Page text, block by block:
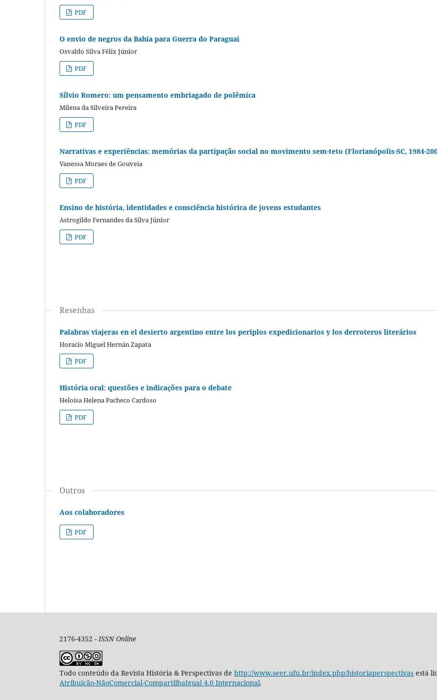
PDF
O envio de negros da Bahia para Guerra do Paraguai
Osvaldo Silva Félix Júnior
PDF
Sílvio Romero: um pensamento embriagado de polêmica
Milena da Silveira Pereira
PDF
Narrativas e experiências: memórias da partipação social no movimento sem-teto (Florianópolis-SC, 1984-
Vanessa Moraes de Gouveia
PDF
Ensino de história, identidades e consciência histórica de jovens estudantes
Astrogildo Fernandes da Silva Júnior
PDF
Resenhas
Palabras viajeras en el desierto argentino entre los periplos expedicionarios y los derroteros literários
Horacio Miguel Hernán Zapata
PDF
História oral: questões e indicações para o debate
Heloísa Helena Pacheco Cardoso
PDF
Outros
Aos colaboradores
PDF
2176-4352 -ISSN Online
Todo conteúdo da Revista História & Perspectivas de http://www.seer.ufu.br/index.php/historiaperspectivas está
Atribuição-NãoComercial-CompartilhaIgual 4.0 Internacional.